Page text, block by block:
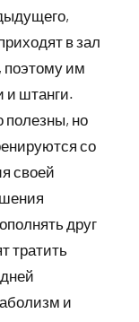
в зал
поэтому им
и штанги.
полезны, но
со
своей
друг
тратить
и